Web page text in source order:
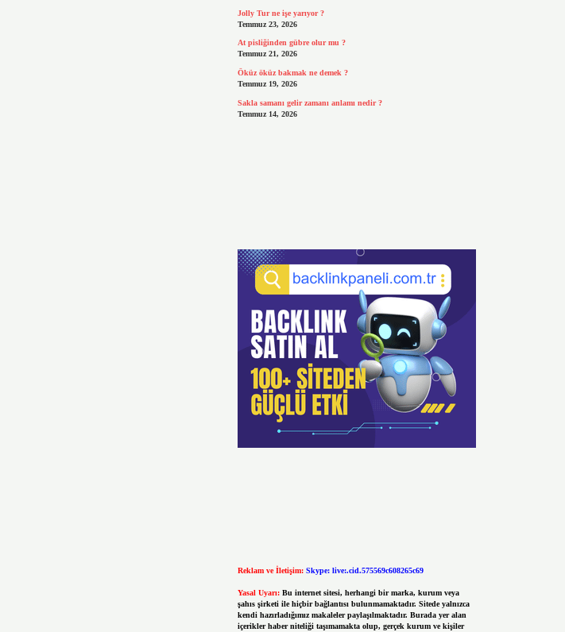
Jolly Tur ne işe yarıyor ?
Temmuz 23, 2026
At pisliğinden gübre olur mu ?
Temmuz 21, 2026
Öküz öküz bakmak ne demek ?
Temmuz 19, 2026
Sakla samanı gelir zamanı anlamı nedir ?
Temmuz 14, 2026
Reklam ve İletişim: Skype: live:.cid.575569c608265c69
Yasal Uyarı: Bu internet sitesi, herhangi bir marka, kurum veya
şahıs şirketi ile hiçbir bağlantısı bulunmamaktadır. Sitede yalnızca
kendi hazırladığımız makaleler paylaşılmaktadır. Burada yer alan
içerikler haber niteliği taşımamakta olup, gerçek kurum ve kişiler